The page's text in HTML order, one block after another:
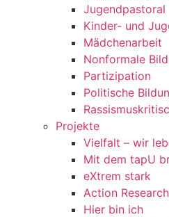
Jugendpastoral
Kinder- und
Mädchenarbeit
Nonformale
Partizipation
Politische
Projekte
Vielfalt – wir
Mit dem tapU
eXtrem stark
Action
Hier bin ich